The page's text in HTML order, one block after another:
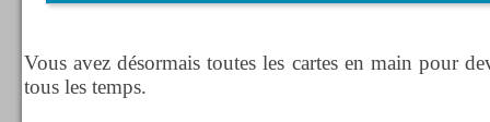
Vous avez désormais toutes les cartes en main pour
tous les temps.